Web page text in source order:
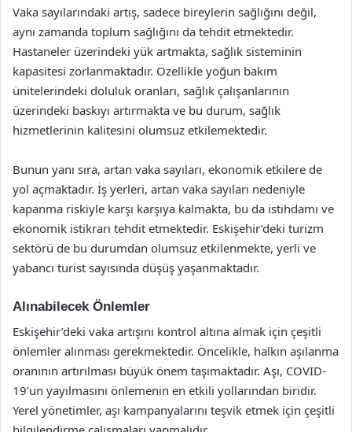
Vaka sayılarındaki artış, sadece bireylerin sağlığını değil,
aynı zamanda toplum sağlığını da tehdit etmektedir.
Hastaneler üzerindeki yük artmakta, sağlık sisteminin
kapasitesi zorlanmaktadır. Özellikle yoğun bakım
ünitelerindeki doluluk oranları, sağlık çalışanlarının
üzerindeki baskıyı artırmakta ve bu durum, sağlık
hizmetlerinin kalitesini olumsuz etkilemektedir.
Bunun yanı sıra, artan vaka sayıları, ekonomik etkilere de
yol açmaktadır. İş yerleri, artan vaka sayıları nedeniyle
kapanma riskiyle karşı karşıya kalmakta, bu da istihdamı ve
ekonomik istikrarı tehdit etmektedir. Eskişehir’deki turizm
sektörü de bu durumdan olumsuz etkilenmekte, yerli ve
yabancı turist sayısında düşüş yaşanmaktadır.
Alınabilecek Önlemler
Eskişehir’deki vaka artışını kontrol altına almak için çeşitli
önlemler alınması gerekmektedir. Öncelikle, halkın aşılanma
oranının artırılması büyük önem taşımaktadır. Aşı, COVID-
19’un yayılmasını önlemenin en etkili yollarından biridir.
Yerel yönetimler, aşı kampanyalarını teşvik etmek için çeşitli